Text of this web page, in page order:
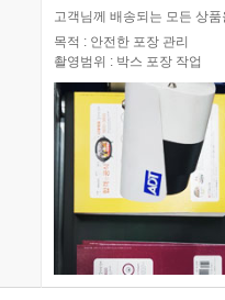
고객님께 배송되는 모든 상
목적 : 안전한 포장 관리
촬영범위 : 박스 포장 작업